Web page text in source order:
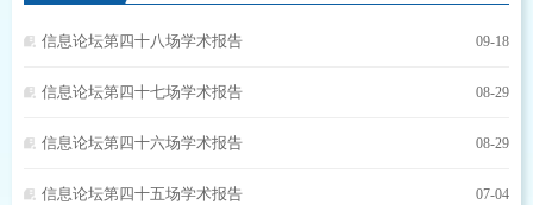
信息论坛第四十八场学术报告 09-18
信息论坛第四十七场学术报告 08-29
信息论坛第四十六场学术报告 08-29
信息论坛第四十五场学术报告 07-04